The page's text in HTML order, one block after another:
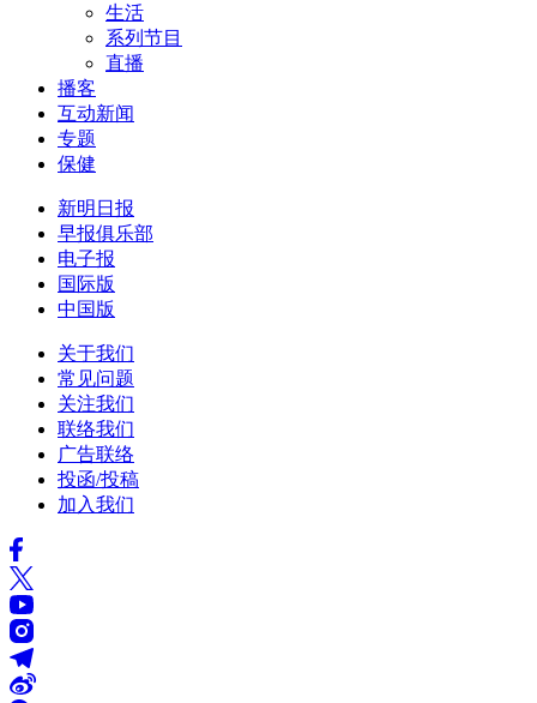
生活
系列节目
直播
播客
互动新闻
专题
保健
新明日报
早报俱乐部
电子报
国际版
中国版
关于我们
常见问题
关注我们
联络我们
广告联络
投函/投稿
加入我们